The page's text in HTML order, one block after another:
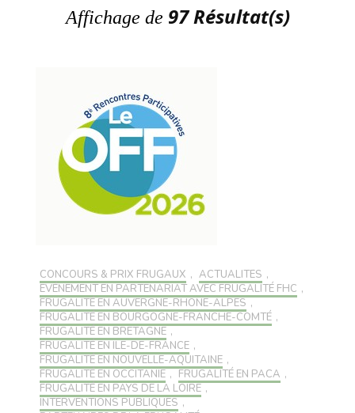
Affichage de 97 Résultat(s)
CONCOURS & PRIX FRUGAUX , ACTUALITÉS ,
EVÉNEMENT EN PARTENARIAT AVEC FRUGALITÉ FHC ,
FRUGALITÉ EN AUVERGNE-RHONE-ALPES ,
FRUGALITÉ EN BOURGOGNE-FRANCHE-COMTÉ ,
FRUGALITÉ EN BRETAGNE ,
FRUGALITÉ EN ILE-DE-FRANCE ,
FRUGALITÉ EN NOUVELLE-AQUITAINE ,
FRUGALITÉ EN OCCITANIE , FRUGALITÉ EN PACA ,
FRUGALITÉ EN PAYS DE LA LOIRE ,
INTERVENTIONS PUBLIQUES ,